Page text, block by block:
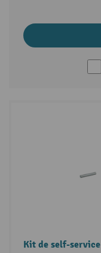
Kit de self-